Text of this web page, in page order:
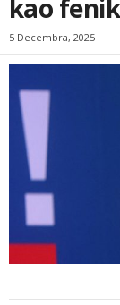
kao
5 Decembra, 2025